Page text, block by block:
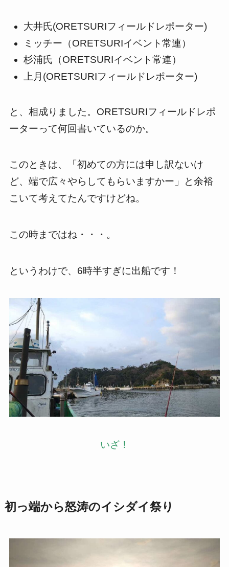
大井氏(ORETSURIフィールドレポーター)
ミッチー（ORETSURIイベント常連）
杉浦氏（ORETSURIイベント常連）
上月(ORETSURIフィールドレポーター)
と、相成りました。ORETSURIフィールドレポ
ーターって何回書いているのか。
このときは、「初めての方には申し訳ないけ
ど、端で広々やらしてもらいますかー」と余裕
こいて考えてたんですけどね。
この時まではね・・・。
というわけで、6時半すぎに出船です！
いざ！
初っ端から怒涛のイシダイ祭り